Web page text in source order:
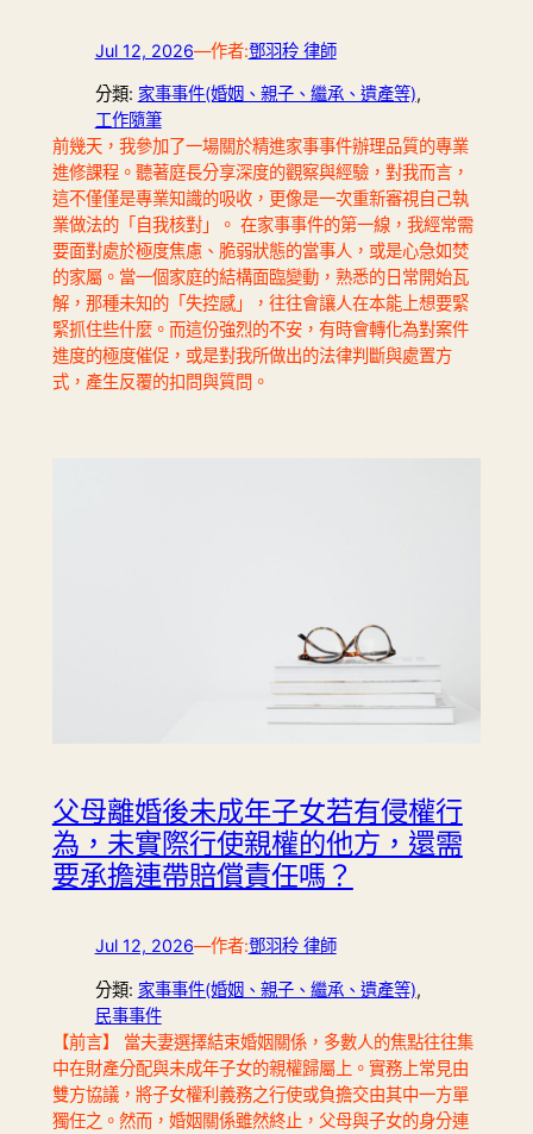
Jul 12, 2026—作者:鄧羽秢 律師
分類: 家事事件(婚姻、親子、繼承、遺產等)
工作隨筆
前幾天，我參加了一場關於精進家事事件辦理品質的專業
進修課程。聽著庭長分享深度的觀察與經驗，對我而言，
這不僅僅是專業知識的吸收，更像是一次重新審視自己執
業做法的「自我核對」。 在家事事件的第一線，我經常需
要面對處於極度焦慮、脆弱狀態的當事人，或是心急如焚
的家屬。當一個家庭的結構面臨變動，熟悉的日常開始瓦
解，那種未知的「失控感」，往往會讓人在本能上想要緊
緊抓住些什麼。而這份強烈的不安，有時會轉化為對案件
進度的極度催促，或是對我所做出的法律判斷與處置方
式，產生反覆的扣問與質問。
父母離婚後未成年子女若有侵權行
為，未實際行使親權的他方，還需
要承擔連帶賠償責任嗎？
Jul 12, 2026—作者:鄧羽秢 律師
分類: 家事事件(婚姻、親子、繼承、遺產等)
民事事件
【前言】 當夫妻選擇結束婚姻關係，多數人的焦點往往集
中在財產分配與未成年子女的親權歸屬上。實務上常見由
雙方協議，將子女權利義務之行使或負擔交由其中一方單
獨任之。然而，婚姻關係雖然終止，父母與子女的身分連